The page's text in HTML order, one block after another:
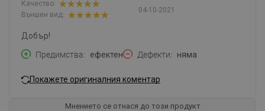
04-10-2021
Качество:
Външен вид:
Добър!
Предимства
ефектен Дефекти няма
Покажете оригиналния коментар
Мнението се отнася до този продукт